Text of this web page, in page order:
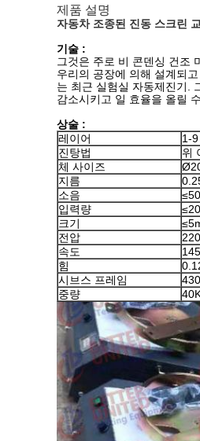
제품 설명
자동차 조종된 진동 스크린
기술 :
그것은 주로 비 콘덴싱 건조
우리의 공장에 의해 설계되
는 최근 실험실 자동제진기.
감소시키고 일 효율을 올릴
상술 :
레이어
1-
진탕법
위
체 사이즈
지름
소음
입력량
크기
전압
속도
힘
시브스 프레임
중량